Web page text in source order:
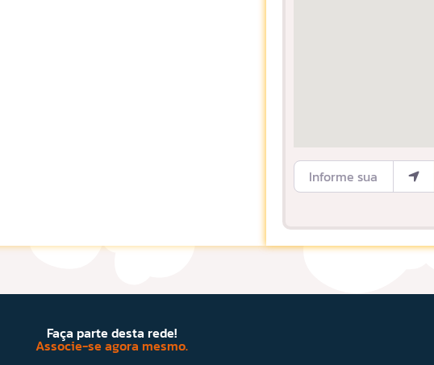
Informe sua Localização
Faça parte desta rede!
Associe-se agora mesmo.